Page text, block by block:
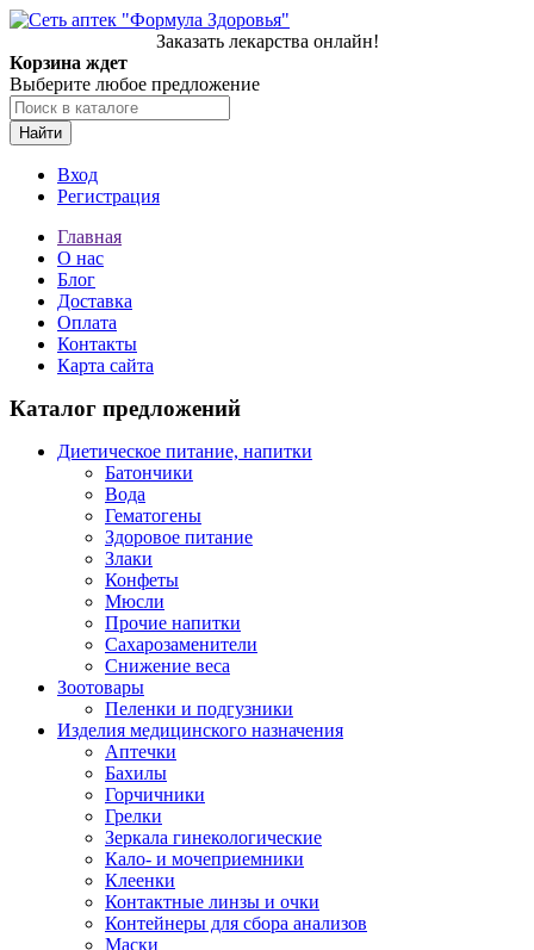
Заказать лекарства онлайн!
Корзина ждет
Выберите любое предложение
Найти
Вход
Регистрация
Главная
О нас
Блог
Доставка
Оплата
Контакты
Карта сайта
Каталог предложений
Диетическое питание, напитки
Батончики
Вода
Гематогены
Здоровое питание
Злаки
Конфеты
Мюсли
Прочие напитки
Сахарозаменители
Снижение веса
Зоотовары
Пеленки и подгузники
Изделия медицинского назначения
Аптечки
Бахилы
Горчичники
Грелки
Зеркала гинекологические
Кало- и мочеприемники
Клеенки
Контактные линзы и очки
Контейнеры для сбора анализов
Маски